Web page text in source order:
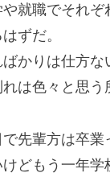
就職でそれぞ
ずだ。
かりは仕方な
れは色々と思う
で先輩方は卒
どもう一年学